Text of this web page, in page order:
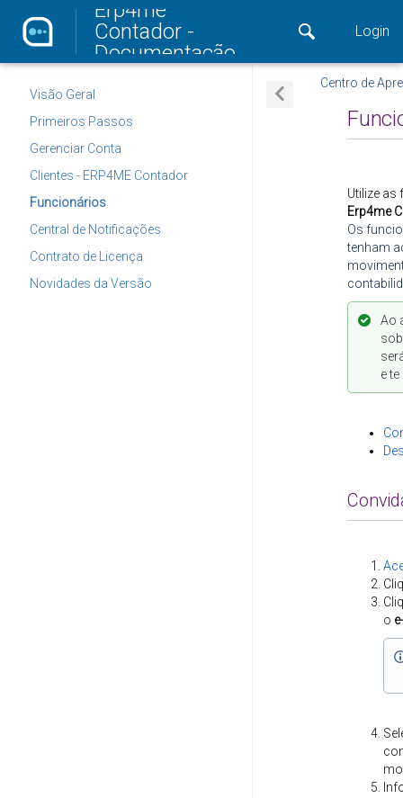
Erp4me
Contador -
Documentação
Login
Visão Geral
Primeiros Passos
Gerenciar Conta
Clientes - ERP4ME Contador
Funcionários
Central de Notificações
Contrato de Licença
Novidades da Versão
Centro de
Utilize as
Erp4me
Os
tenham
Ao
e
o